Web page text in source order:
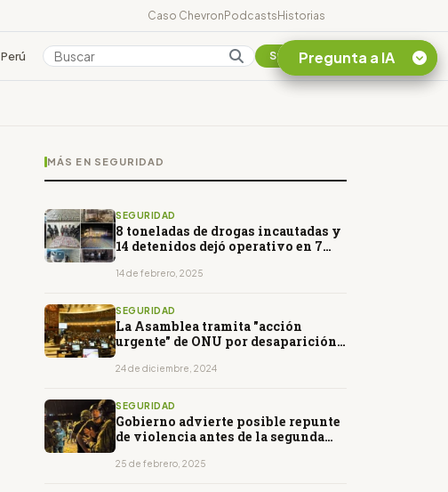
Caso ChevronPodcastsHistorias
Perú Colombia Suscribirse
MÁS EN SEGURIDAD
SEGURIDAD
8 toneladas de drogas incautadas y
14 detenidos dejó operativo en 7
14 de febrero, 2025
SEGURIDAD
La Asamblea tramita "acción
urgente" de ONU por desaparición
24 de diciembre, 2024
SEGURIDAD
Gobierno advierte posible repunte
de violencia antes de la segunda
25 de febrero, 2025
Pregunta a IA
¿En que consiste la